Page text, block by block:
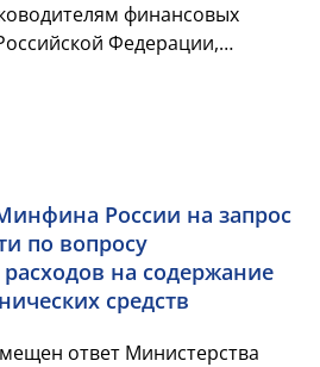
финансовых
Федерации,
России.
России на запрос
по вопросу
на содержание
средств
ответ Министерства